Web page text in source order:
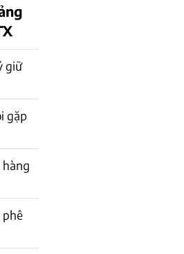
giữ
gặp
hàng
phê